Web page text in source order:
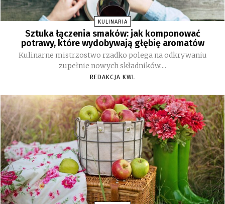
KULINARIA
Sztuka łączenia smaków: jak komponować
potrawy, które wydobywają głębię aromatów
Kulinarne mistrzostwo rzadko polega na odkrywaniu
zupełnie nowych składników....
REDAKCJA KWL